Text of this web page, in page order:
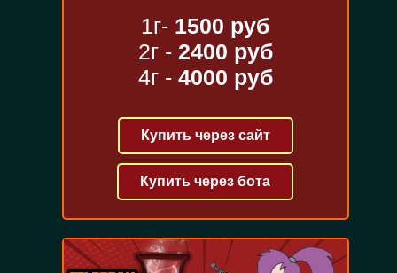
1г- 1500 руб
2г - 2400 руб
4г - 4000 руб
Купить через сайт
Купить через бота